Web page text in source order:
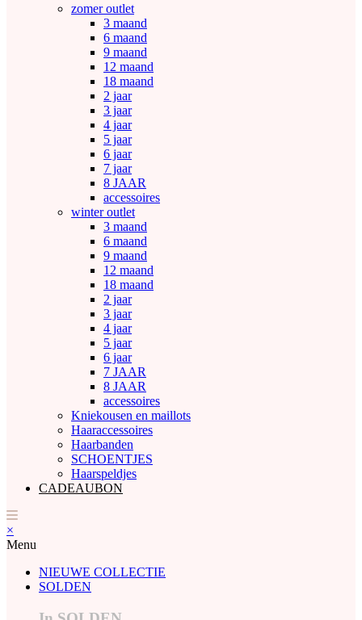
zomer outlet
3 maand
6 maand
9 maand
12 maand
18 maand
2 jaar
3 jaar
4 jaar
5 jaar
6 jaar
7 jaar
8 JAAR
accessoires
winter outlet
3 maand
6 maand
9 maand
12 maand
18 maand
2 jaar
3 jaar
4 jaar
5 jaar
6 jaar
7 JAAR
8 JAAR
accessoires
Kniekousen en maillots
Haaraccessoires
Haarbanden
SCHOENTJES
Haarspeldjes
CADEAUBON
×
Menu
NIEUWE COLLECTIE
SOLDEN